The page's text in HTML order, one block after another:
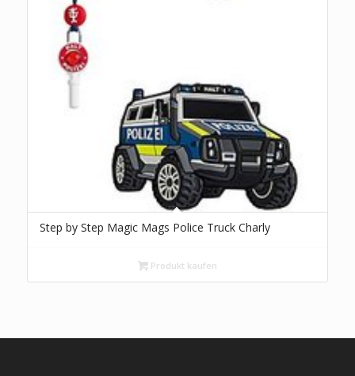
Step by Step Magic Mags Police Truck Charly
Produkt kaufen